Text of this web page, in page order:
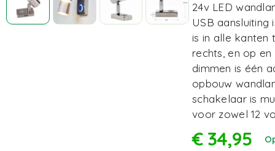
24v LED
USB
is in alle kanten
rechts, en op
dimmen is één
opbouw
schakelaar is
voor zowel 12
€34,95